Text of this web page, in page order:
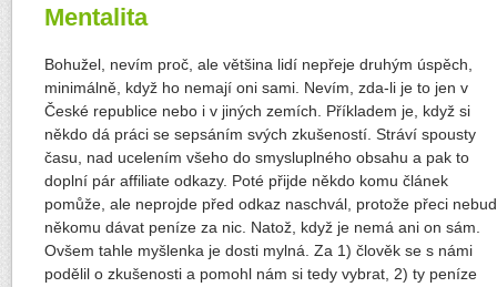
Mentalita
Bohužel, nevím proč, ale většina lidí nepřeje druhým úspěch,
minimálně, když ho nemají oni sami. Nevím, zda-li je to jen v
České republice nebo i v jiných zemích. Příkladem je, když si
někdo dá práci se sepsáním svých zkušeností. Stráví spousty
času, nad ucelením všeho do smysluplného obsahu a pak to
doplní pár affiliate odkazy. Poté přijde někdo komu článek
pomůže, ale neprojde před odkaz naschvál, protože přeci
někomu dávat peníze za nic. Natož, když je nemá ani on sám.
Ovšem tahle myšlenka je dosti mylná. Za 1) člověk se s námi
podělil o zkušenosti a pomohl nám si tedy vybrat, 2) ty peníze